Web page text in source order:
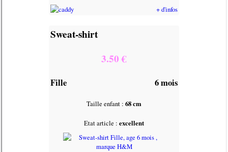
+ d'infos
Sweat-shirt
3.50 €
Fille 6 mois
Taille enfant : 68 cm
Etat article : excellent